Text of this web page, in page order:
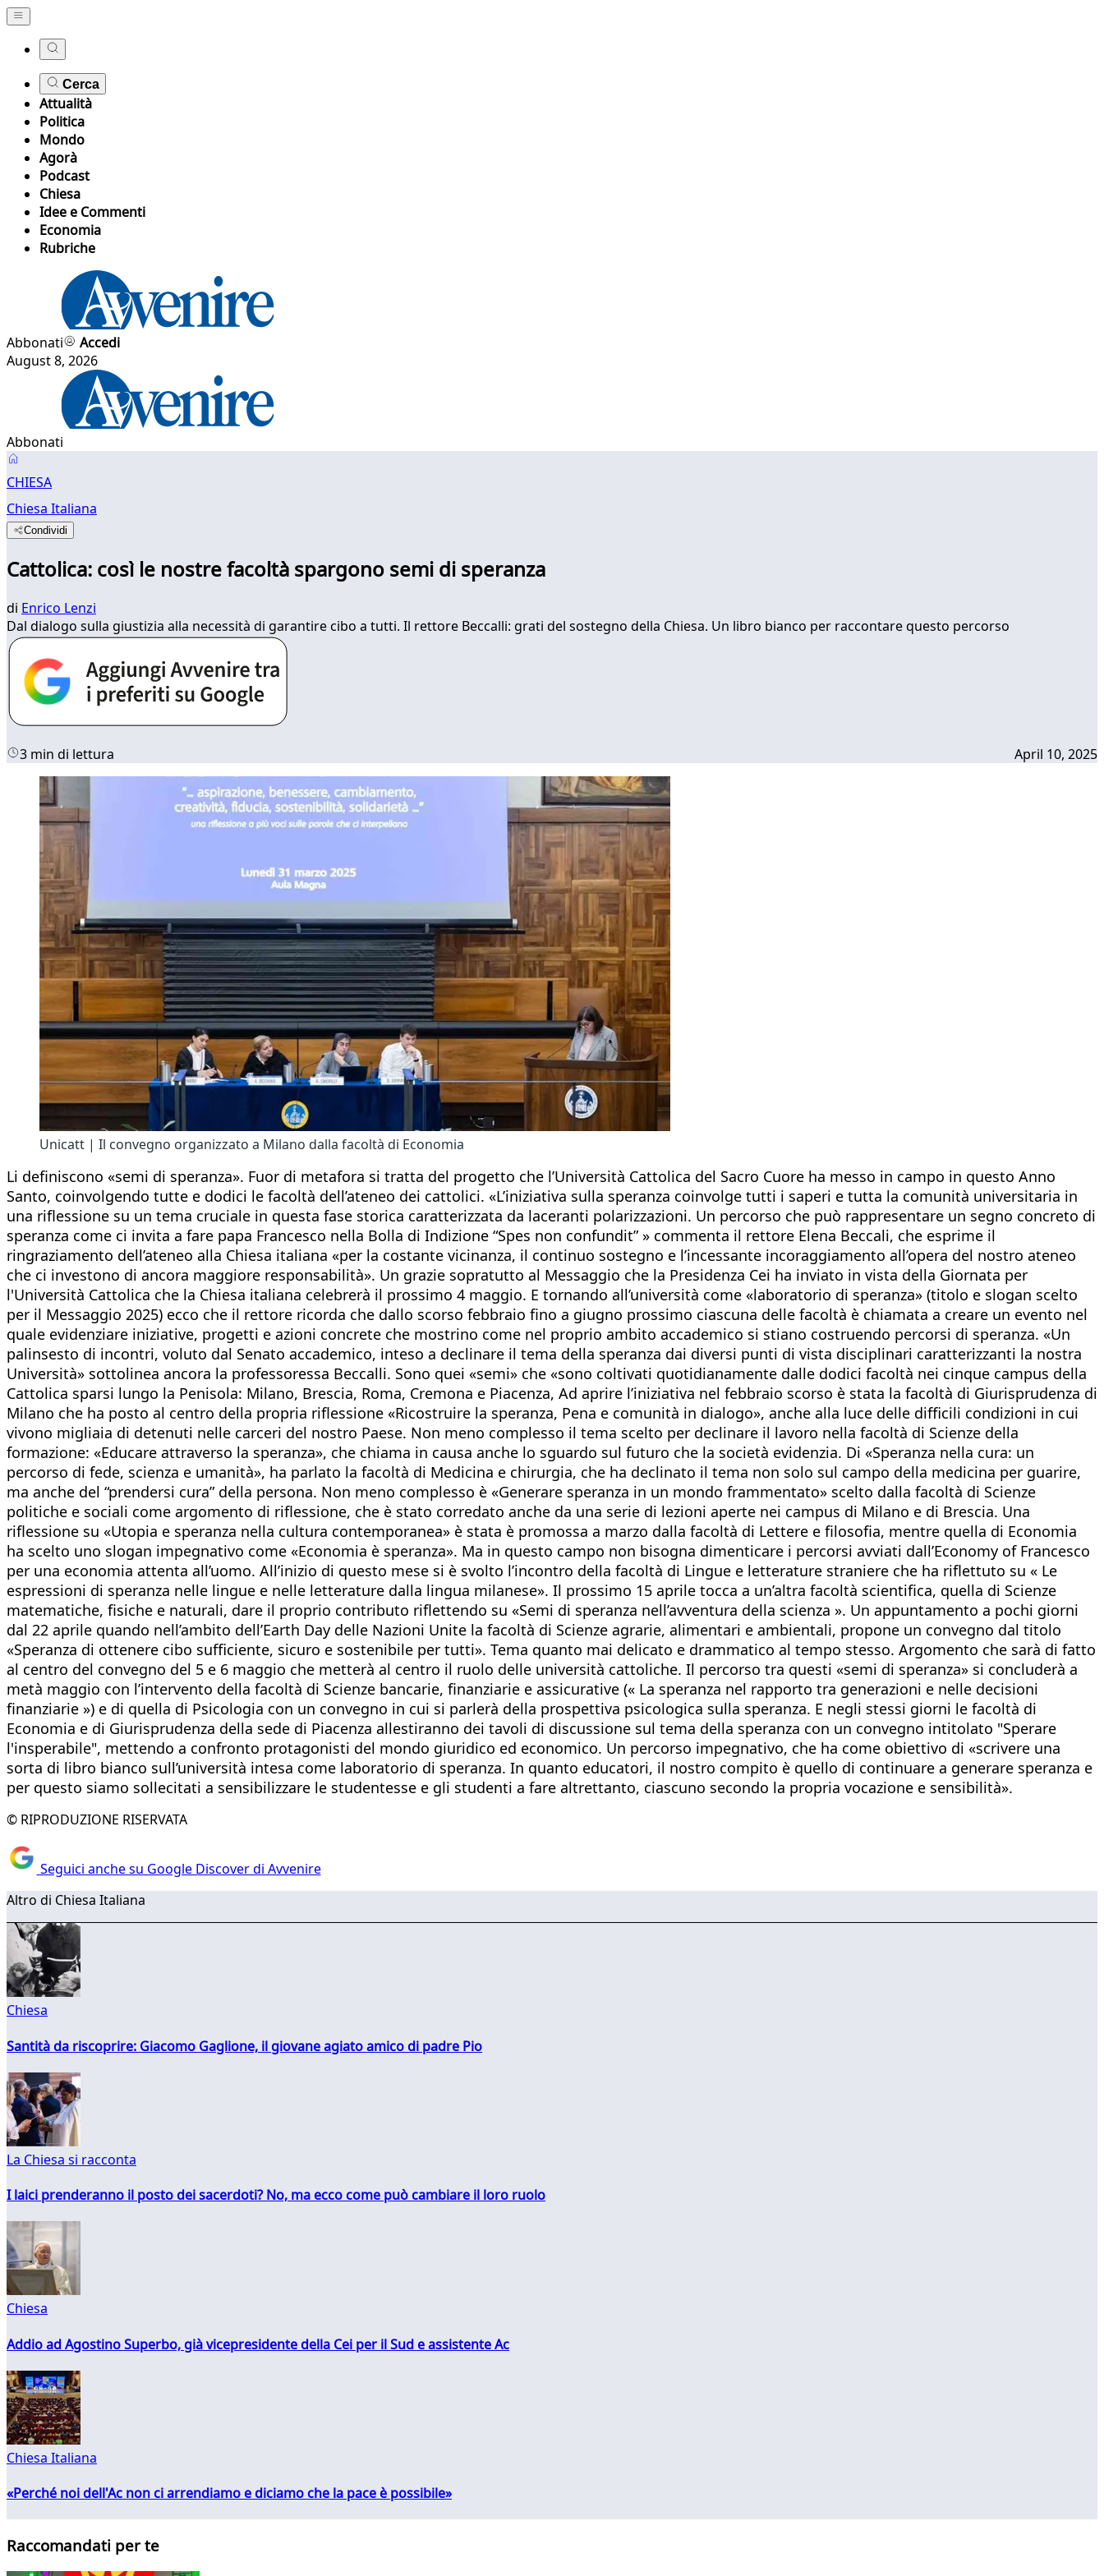
Cerca
Attualità
Politica
Mondo
Agorà
Podcast
Chiesa
Idee e Commenti
Economia
Rubriche
Abbonati
Accedi
August 8, 2026
Abbonati
CHIESA
Chiesa Italiana
Condividi
Cattolica: così le nostre facoltà spargono semi di speranza
di Enrico Lenzi
Dal dialogo sulla giustizia alla necessità di garantire cibo a tutti. Il rettore Beccalli: grati del sostegno della Chiesa. Un libro bianco per raccontare questo percorso
3 min di lettura April 10, 2025
Unicatt | Il convegno organizzato a Milano dalla facoltà di Economia
Li definiscono «semi di speranza». Fuor di metafora si tratta del progetto che l’Università Cattolica del Sacro Cuore ha messo in campo in questo Anno
Santo, coinvolgendo tutte e dodici le facoltà dell’ateneo dei cattolici. «L’iniziativa sulla speranza coinvolge tutti i saperi e tutta la comunità universitaria in
una riflessione su un tema cruciale in questa fase storica caratterizzata da laceranti polarizzazioni. Un percorso che può rappresentare un segno concreto di
speranza come ci invita a fare papa Francesco nella Bolla di Indizione “Spes non confundit” » commenta il rettore Elena Beccali, che esprime il
ringraziamento dell’ateneo alla Chiesa italiana «per la costante vicinanza, il continuo sostegno e l’incessante incoraggiamento all’opera del nostro ateneo
che ci investono di ancora maggiore responsabilità». Un grazie sopratutto al Messaggio che la Presidenza Cei ha inviato in vista della Giornata per
l'Università Cattolica che la Chiesa italiana celebrerà il prossimo 4 maggio. E tornando all’università come «laboratorio di speranza» (titolo e slogan scelto
per il Messaggio 2025) ecco che il rettore ricorda che dallo scorso febbraio fino a giugno prossimo ciascuna delle facoltà è chiamata a creare un evento nel
quale evidenziare iniziative, progetti e azioni concrete che mostrino come nel proprio ambito accademico si stiano costruendo percorsi di speranza. «Un
palinsesto di incontri, voluto dal Senato accademico, inteso a declinare il tema della speranza dai diversi punti di vista disciplinari caratterizzanti la nostra
Università» sottolinea ancora la professoressa Beccalli. Sono quei «semi» che «sono coltivati quotidianamente dalle dodici facoltà nei cinque campus della
Cattolica sparsi lungo la Penisola: Milano, Brescia, Roma, Cremona e Piacenza, Ad aprire l’iniziativa nel febbraio scorso è stata la facoltà di Giurisprudenza di
Milano che ha posto al centro della propria riflessione «Ricostruire la speranza, Pena e comunità in dialogo», anche alla luce delle difficili condizioni in cui
vivono migliaia di detenuti nelle carceri del nostro Paese. Non meno complesso il tema scelto per declinare il lavoro nella facoltà di Scienze della
formazione: «Educare attraverso la speranza», che chiama in causa anche lo sguardo sul futuro che la società evidenzia. Di «Speranza nella cura: un
percorso di fede, scienza e umanità», ha parlato la facoltà di Medicina e chirurgia, che ha declinato il tema non solo sul campo della medicina per guarire,
ma anche del “prendersi cura” della persona. Non meno complesso è «Generare speranza in un mondo frammentato» scelto dalla facoltà di Scienze
politiche e sociali come argomento di riflessione, che è stato corredato anche da una serie di lezioni aperte nei campus di Milano e di Brescia. Una
riflessione su «Utopia e speranza nella cultura contemporanea» è stata è promossa a marzo dalla facoltà di Lettere e filosofia, mentre quella di Economia
ha scelto uno slogan impegnativo come «Economia è speranza». Ma in questo campo non bisogna dimenticare i percorsi avviati dall’Economy of Francesco
per una economia attenta all’uomo. All’inizio di questo mese si è svolto l’incontro della facoltà di Lingue e letterature straniere che ha riflettuto su « Le
espressioni di speranza nelle lingue e nelle letterature dalla lingua milanese». Il prossimo 15 aprile tocca a un’altra facoltà scientifica, quella di Scienze
matematiche, fisiche e naturali, dare il proprio contributo riflettendo su «Semi di speranza nell’avventura della scienza ». Un appuntamento a pochi giorni
dal 22 aprile quando nell’ambito dell’Earth Day delle Nazioni Unite la facoltà di Scienze agrarie, alimentari e ambientali, propone un convegno dal titolo
«Speranza di ottenere cibo sufficiente, sicuro e sostenibile per tutti». Tema quanto mai delicato e drammatico al tempo stesso. Argomento che sarà di fatto
al centro del convegno del 5 e 6 maggio che metterà al centro il ruolo delle università cattoliche. Il percorso tra questi «semi di speranza» si concluderà a
metà maggio con l’intervento della facoltà di Scienze bancarie, finanziarie e assicurative (« La speranza nel rapporto tra generazioni e nelle decisioni
finanziarie ») e di quella di Psicologia con un convegno in cui si parlerà della prospettiva psicologica sulla speranza. E negli stessi giorni le facoltà di
Economia e di Giurisprudenza della sede di Piacenza allestiranno dei tavoli di discussione sul tema della speranza con un convegno intitolato "Sperare
l'insperabile", mettendo a confronto protagonisti del mondo giuridico ed economico. Un percorso impegnativo, che ha come obiettivo di «scrivere una
sorta di libro bianco sull’università intesa come laboratorio di speranza. In quanto educatori, il nostro compito è quello di continuare a generare speranza e
per questo siamo sollecitati a sensibilizzare le studentesse e gli studenti a fare altrettanto, ciascuno secondo la propria vocazione e sensibilità».
© RIPRODUZIONE RISERVATA
Seguici anche su Google Discover di Avvenire
Altro di Chiesa Italiana
Chiesa
Santità da riscoprire: Giacomo Gaglione, il giovane agiato amico di padre Pio
La Chiesa si racconta
I laici prenderanno il posto dei sacerdoti? No, ma ecco come può cambiare il loro ruolo
Chiesa
Addio ad Agostino Superbo, già vicepresidente della Cei per il Sud e assistente Ac
Chiesa Italiana
«Perché noi dell'Ac non ci arrendiamo e diciamo che la pace è possibile»
Raccomandati per te